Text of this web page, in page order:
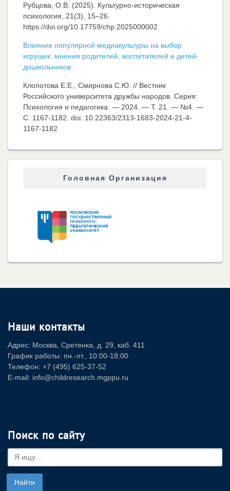
Рубцова, О.В. (2025). Культурно-историческая
психология, 21(3), 15–26.
https://doi.org/10.17759/chp.2025000002
Влияние популярной медиакультуры на выбор
игрушек: мнения родителей, воспитателей и детей-
дошкольников
Клопотова Е.Е., Смирнова С.Ю. // Вестник
Российского университета дружбы народов. Серия:
Психология и педагогика. — 2024. — Т. 21. — №4. —
C. 1167-1182. doi: 10.22363/2313-1683-2024-21-4-
1167-1182
Головная Организация
Наши контакты
Адрес: Москва, Сретенка, д. 29, каб. 411
График работы: пн.-пт., 10:00-18:00
Телефон: +7 (495) 625-37-52
E-mail: info@childresearch.mgppu.ru
Поиск по сайту